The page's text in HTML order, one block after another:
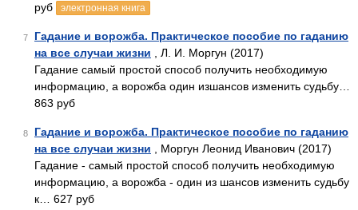
руб
электронная книга
7
Гадание и ворожба. Практическое пособие по гаданию
на все случаи жизни , Л. И. Моргун (2017)
Гадание самый простой способ получить необходимую
информацию, а ворожба один изшансов изменить судьбу…
863 руб
8
Гадание и ворожба. Практическое пособие по гаданию
на все случаи жизни , Моргун Леонид Иванович (2017)
Гадание - самый простой способ получить необходимую
информацию, а ворожба - один из шансов изменить судьбу
к… 627 руб